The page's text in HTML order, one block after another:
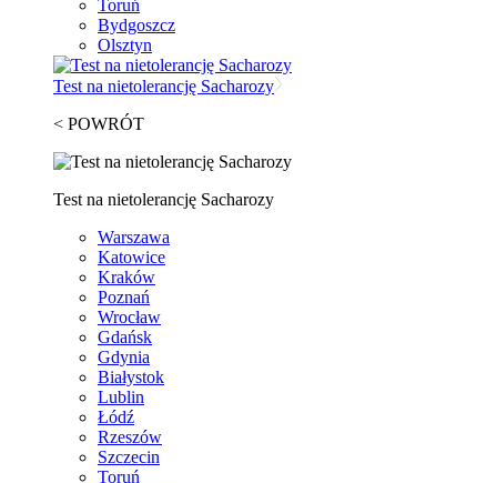
Toruń
Bydgoszcz
Olsztyn
Test na nietolerancję Sacharozy
< POWRÓT
Test na nietolerancję Sacharozy
Warszawa
Katowice
Kraków
Poznań
Wrocław
Gdańsk
Gdynia
Białystok
Lublin
Łódź
Rzeszów
Szczecin
Toruń